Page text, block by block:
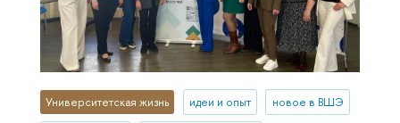
Университетская жизнь идеи и опыт новое в ВШЭ